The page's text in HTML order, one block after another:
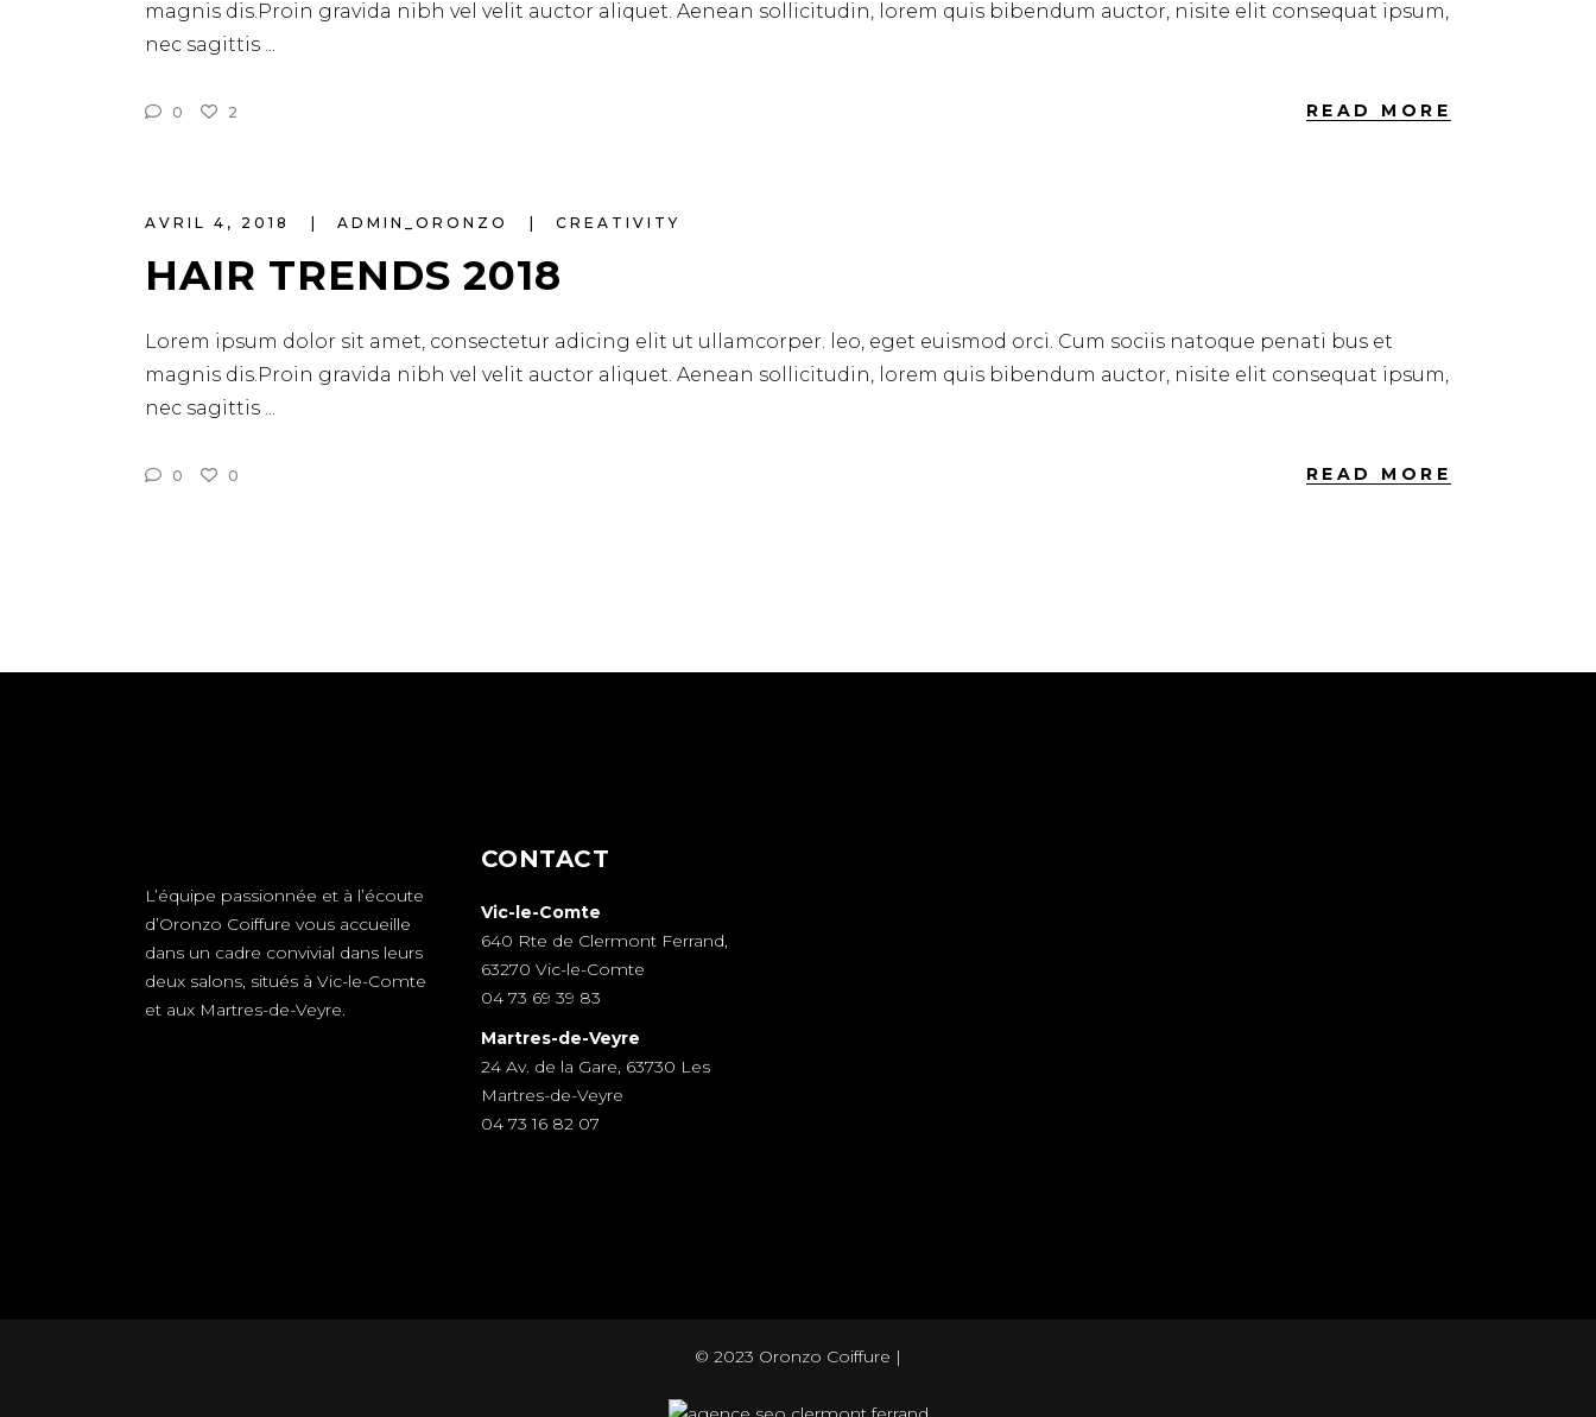
magnis dis.Proin gravida nibh vel velit auctor aliquet. Aenean sollicitudin, lorem quis bibendum auctor, nisite elit consequat ipsum,
nec sagittis
0 2 READ MORE
AVRIL 4, 2018 ADMIN_ORONZO CREATIVITY
HAIR TRENDS 2018
Lorem ipsum dolor sit amet, consectetur adicing elit ut ullamcorper. leo, eget euismod orci. Cum sociis natoque penati bus et
magnis dis.Proin gravida nibh vel velit auctor aliquet. Aenean sollicitudin, lorem quis bibendum auctor, nisite elit consequat ipsum,
nec sagittis
0 0 READ MORE
L’équipe passionnée et à l’écoute
d’Oronzo Coiffure vous accueille
dans un cadre convivial dans leurs
deux salons, situés à Vic-le-Comte
et aux Martres-de-Veyre.
CONTACT
Vic-le-Comte
640 Rte de Clermont Ferrand,
63270 Vic-le-Comte
04 73 69 39 83
Martres-de-Veyre
24 Av. de la Gare, 63730 Les
Martres-de-Veyre
04 73 16 82 07
© 2023 Oronzo Coiffure |